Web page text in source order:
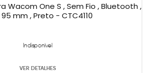
Wacom One S , Sem Fio , Bluetooth ,
95 mm , Preto - CTC4110
Indisponível
VER DETALHES